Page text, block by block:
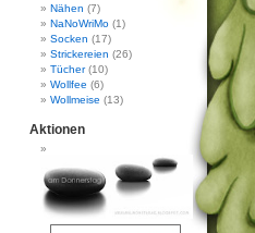
Nähen (7)
NaNoWriMo (1)
Socken (17)
Strickereien (26)
Tücher(10)
Wollfee (6)
Wollmeise (13)
Aktionen